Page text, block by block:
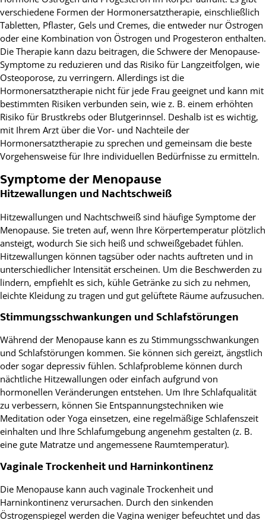
verschiedene Formen der Hormonersatztherapie, einschließlich
Tabletten, Pflaster, Gels und Cremes, die entweder nur Östrogen
oder eine Kombination von Östrogen und Progesteron enthalten.
Die Therapie kann dazu beitragen, die Schwere der Menopause-
Symptome zu reduzieren und das Risiko für Langzeitfolgen, wie
Osteoporose, zu verringern. Allerdings ist die
Hormonersatztherapie nicht für jede Frau geeignet und kann mit
bestimmten Risiken verbunden sein, wie z. B. einem erhöhten
Risiko für Brustkrebs oder Blutgerinnsel. Deshalb ist es wichtig,
mit Ihrem Arzt über die Vor- und Nachteile der
Hormonersatztherapie zu sprechen und gemeinsam die beste
Vorgehensweise für Ihre individuellen Bedürfnisse zu ermitteln.
Symptome der Menopause
Hitzewallungen und Nachtschweiß
Hitzewallungen und Nachtschweiß sind häufige Symptome der
Menopause. Sie treten auf, wenn Ihre Körpertemperatur plötzlich
ansteigt, wodurch Sie sich heiß und schweißgebadet fühlen.
Hitzewallungen können tagsüber oder nachts auftreten und in
unterschiedlicher Intensität erscheinen. Um die Beschwerden zu
lindern, empfiehlt es sich, kühle Getränke zu sich zu nehmen,
leichte Kleidung zu tragen und gut gelüftete Räume aufzusuchen.
Stimmungsschwankungen und Schlafstörungen
Während der Menopause kann es zu Stimmungsschwankungen
und Schlafstörungen kommen. Sie können sich gereizt, ängstlich
oder sogar depressiv fühlen. Schlafprobleme können durch
nächtliche Hitzewallungen oder einfach aufgrund von
hormonellen Veränderungen entstehen. Um Ihre Schlafqualität
zu verbessern, können Sie Entspannungstechniken wie
Meditation oder Yoga einsetzen, eine regelmäßige Schlafenszeit
einhalten und Ihre Schlafumgebung angenehm gestalten (z. B.
eine gute Matratze und angemessene Raumtemperatur).
Vaginale Trockenheit und Harninkontinenz
Die Menopause kann auch vaginale Trockenheit und
Harninkontinenz verursachen. Durch den sinkenden
Östrogenspiegel werden die Vagina weniger befeuchtet und das